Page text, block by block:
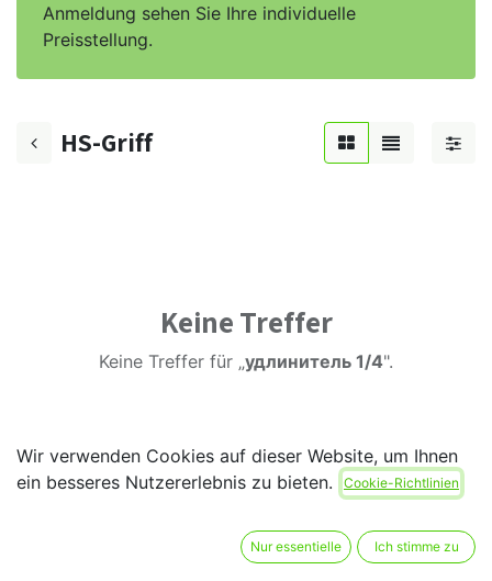
Anmeldung sehen Sie Ihre individuelle
Preisstellung.
HS-Griff
Keine Treffer
Keine Treffer für „удлинитель 1/4".
Wir verwenden Cookies auf dieser Website, um Ihnen
ein besseres Nutzererlebnis zu bieten.
Cookie-Richtlinien
Nur essentielle Ich stimme zu